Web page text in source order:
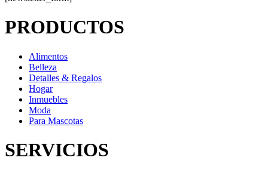
PRODUCTOS
Alimentos
Belleza
Detalles & Regalos
Hogar
Inmuebles
Moda
Para Mascotas
SERVICIOS